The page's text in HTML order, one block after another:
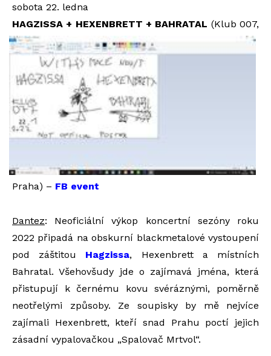
sobota 22. ledna
HAGZISSA + HEXENBRETT + BAHRATAL (Klub 007,
Praha) – FB event
Dantez: Neoficiální výkop koncertní sezóny roku
2022 připadá na obskurní blackmetalové vystoupení
pod záštitou Hagzissa, Hexenbrett a místních
Bahratal. Všehovšudy jde o zajímavá jména, která
přistupují k černému kovu svéráznými, poměrně
neotřelými způsoby. Ze soupisky by mě nejvíce
zajímali Hexenbrett, kteří snad Prahu poctí jejich
zásadní vypalovačkou „Spalovač Mrtvol“.